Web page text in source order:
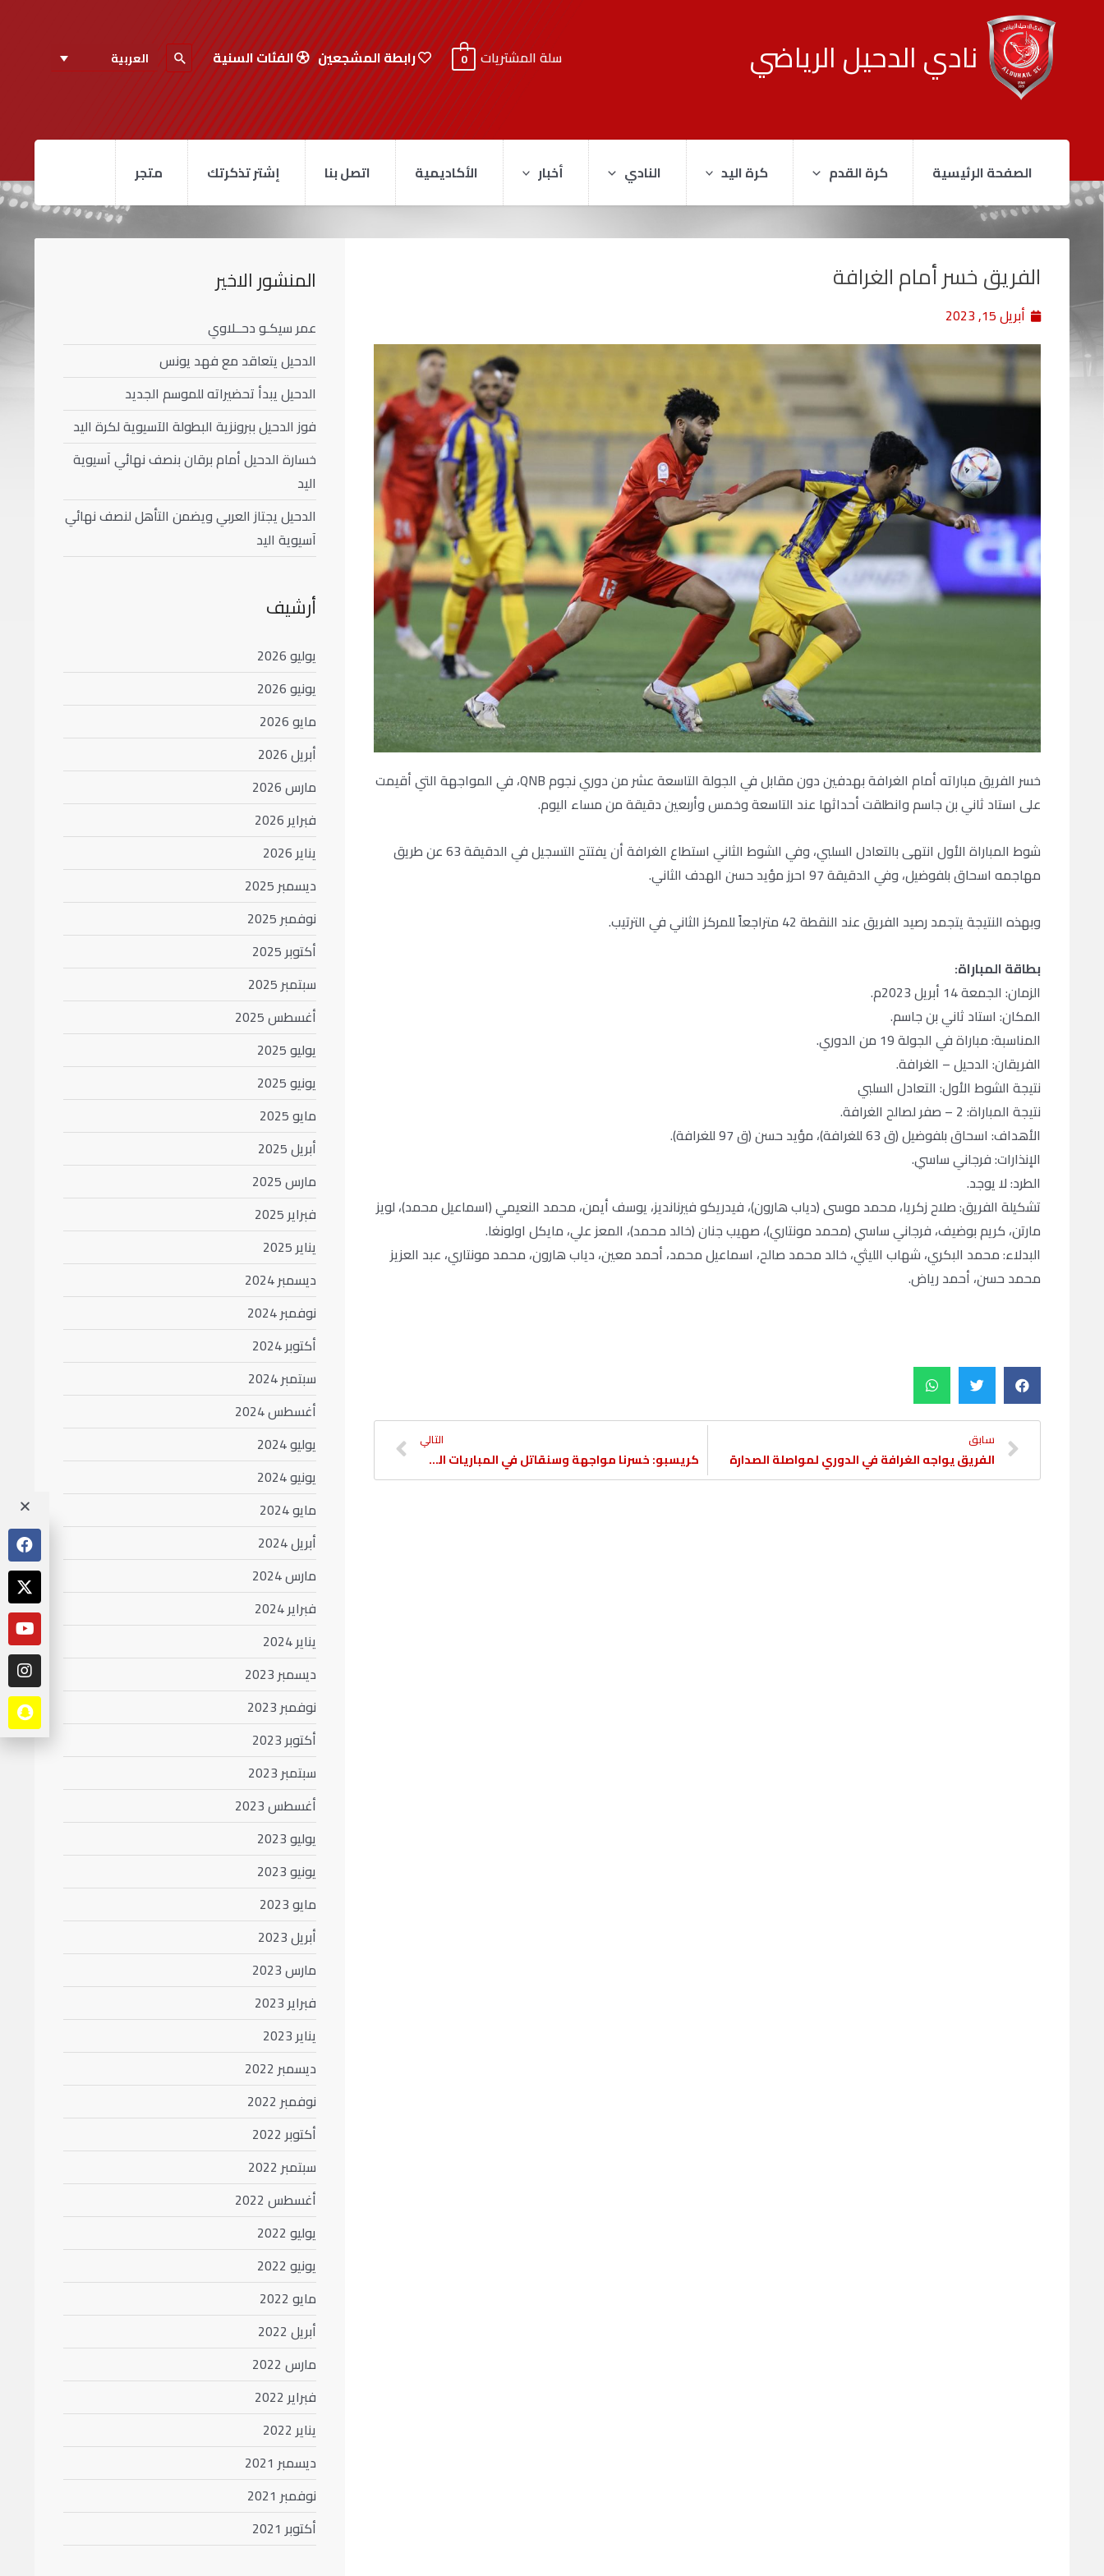
نادي الدحيل الرياضي سلة المشتريات 0 رابطة المشجعين الفئات السنية العربية
الصفحة الرئيسية كرة القدم كرة اليد النادي أخبار الأكاديمية اتصل بنا إشتر تذكرتك متجر
الفريق خسر أمام الغرافة
أبريل 15, 2023
خسر الفريق مباراته أمام الغرافة بهدفين دون مقابل في الجولة التاسعة عشر من دوري نجوم QNB، في المواجهة التي أقيمت
على استاد ثاني بن جاسم وانطلقت أحداثها عند التاسعة وخمس وأربعين دقيقة من مساء اليوم.
شوط المباراة الأول انتهى بالتعادل السلبي، وفي الشوط الثاني استطاع الغرافة أن يفتتح التسجيل في الدقيقة 63 عن طريق
مهاجمه اسحاق بلفوضيل، وفي الدقيقة 97 احرز مؤيد حسن الهدف الثاني.
وبهذه النتيجة يتجمد رصيد الفريق عند النقطة 42 متراجعاً للمركز الثاني في الترتيب.
بطاقة المباراة:
الزمان: الجمعة 14 أبريل 2023م.
المكان: استاد ثاني بن جاسم.
المناسبة: مباراة في الجولة 19 من الدوري.
الفريقان: الدحيل – الغرافة.
نتيجة الشوط الأول: التعادل السلبي
نتيجة المباراة: 2 – صفر لصالح الغرافة.
الأهداف: اسحاق بلفوضيل (ق 63 للغرافة)، مؤيد حسن (ق 97 للغرافة).
الإنذارات: فرجاني ساسي.
الطرد: لا يوجد.
تشكيلة الفريق: صلاح زكريا، محمد موسى (دياب هارون)، فيدريكو فيرنانديز، يوسف أيمن، محمد النعيمي (اسماعيل محمد)، لويز
مارتن، كريم بوضيف، فرجاني ساسي (محمد مونتاري)، صهيب جنان (خالد محمد)، المعز علي، مايكل اولونغا.
البدلاء: محمد البكري، شهاب الليثي، خالد محمد صالح، اسماعيل محمد، أحمد معين، دياب هارون، محمد مونتاري، عبد العزيز
محمد حسن، أحمد رياض.
سابق
الفريق يواجه الغرافة في الدوري لمواصلة الصدارة
التالي
كريسبو: خسرنا مواجهة وسنقاتل في المباريات المتبقية
المنشور الاخير
عمر سيكـو دحــلاوي
الدحيل يتعاقد مع فهد يونس
الدحيل يبدأ تحضيراته للموسم الجديد
فوز الدحيل ببرونزية البطولة الآسيوية لكرة اليد
خسارة الدحيل أمام برقان بنصف نهائي آسيوية
اليد
الدحيل يجتاز العربي ويضمن التأهل لنصف نهائي
آسيوية اليد
أرشيف
يوليو 2026
يونيو 2026
مايو 2026
أبريل 2026
مارس 2026
فبراير 2026
يناير 2026
ديسمبر 2025
نوفمبر 2025
أكتوبر 2025
سبتمبر 2025
أغسطس 2025
يوليو 2025
يونيو 2025
مايو 2025
أبريل 2025
مارس 2025
فبراير 2025
يناير 2025
ديسمبر 2024
نوفمبر 2024
أكتوبر 2024
سبتمبر 2024
أغسطس 2024
يوليو 2024
يونيو 2024
مايو 2024
أبريل 2024
مارس 2024
فبراير 2024
يناير 2024
ديسمبر 2023
نوفمبر 2023
أكتوبر 2023
سبتمبر 2023
أغسطس 2023
يوليو 2023
يونيو 2023
مايو 2023
أبريل 2023
مارس 2023
فبراير 2023
يناير 2023
ديسمبر 2022
نوفمبر 2022
أكتوبر 2022
سبتمبر 2022
أغسطس 2022
يوليو 2022
يونيو 2022
مايو 2022
أبريل 2022
مارس 2022
فبراير 2022
يناير 2022
ديسمبر 2021
نوفمبر 2021
أكتوبر 2021